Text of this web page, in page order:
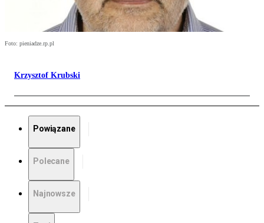
Foto: pieniadze.rp.pl
Krzysztof Krubski
Powiązane
Polecane
Najnowsze